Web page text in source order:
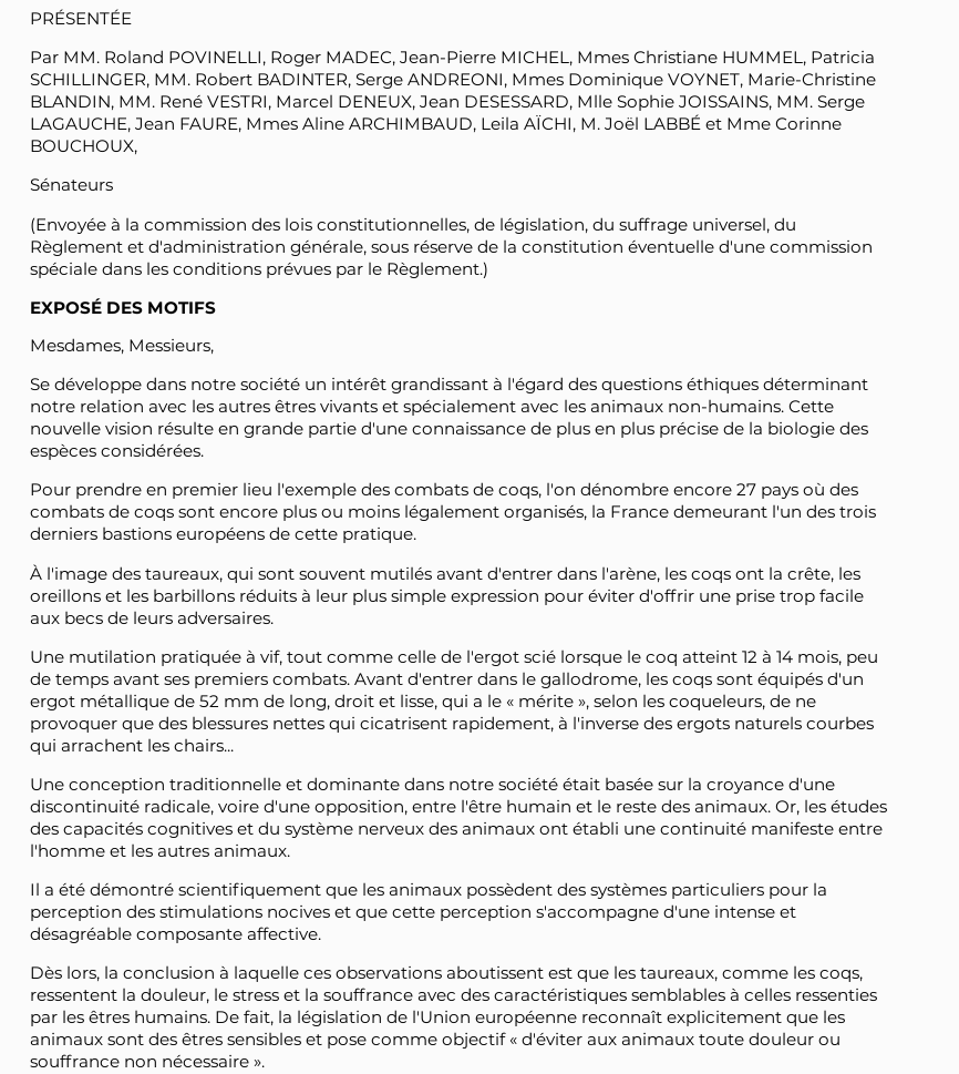
PRÉSENTÉE
Par MM. Roland POVINELLI, Roger MADEC, Jean-Pierre MICHEL, Mmes Christiane HUMMEL, Patricia
SCHILLINGER, MM. Robert BADINTER, Serge ANDREONI, Mmes Dominique VOYNET, Marie-Christine
BLANDIN, MM. René VESTRI, Marcel DENEUX, Jean DESESSARD, Mlle Sophie JOISSAINS, MM. Serge
LAGAUCHE, Jean FAURE, Mmes Aline ARCHIMBAUD, Leila AÏCHI, M. Joël LABBÉ et Mme Corinne
BOUCHOUX,
Sénateurs
(Envoyée à la commission des lois constitutionnelles, de législation, du suffrage universel, du
Règlement et d'administration générale, sous réserve de la constitution éventuelle d'une commission
spéciale dans les conditions prévues par le Règlement.)
EXPOSÉ DES MOTIFS
Mesdames, Messieurs,
Se développe dans notre société un intérêt grandissant à l'égard des questions éthiques déterminant
notre relation avec les autres êtres vivants et spécialement avec les animaux non-humains. Cette
nouvelle vision résulte en grande partie d'une connaissance de plus en plus précise de la biologie des
espèces considérées.
Pour prendre en premier lieu l'exemple des combats de coqs, l'on dénombre encore 27 pays où des
combats de coqs sont encore plus ou moins légalement organisés, la France demeurant l'un des trois
derniers bastions européens de cette pratique.
À l'image des taureaux, qui sont souvent mutilés avant d'entrer dans l'arène, les coqs ont la crête, les
oreillons et les barbillons réduits à leur plus simple expression pour éviter d'offrir une prise trop facile
aux becs de leurs adversaires.
Une mutilation pratiquée à vif, tout comme celle de l'ergot scié lorsque le coq atteint 12 à 14 mois, peu
de temps avant ses premiers combats. Avant d'entrer dans le gallodrome, les coqs sont équipés d'un
ergot métallique de 52 mm de long, droit et lisse, qui a le « mérite », selon les coqueleurs, de ne
provoquer que des blessures nettes qui cicatrisent rapidement, à l'inverse des ergots naturels courbes
qui arrachent les chairs...
Une conception traditionnelle et dominante dans notre société était basée sur la croyance d'une
discontinuité radicale, voire d'une opposition, entre l'être humain et le reste des animaux. Or, les études
des capacités cognitives et du système nerveux des animaux ont établi une continuité manifeste entre
l'homme et les autres animaux.
Il a été démontré scientifiquement que les animaux possèdent des systèmes particuliers pour la
perception des stimulations nocives et que cette perception s'accompagne d'une intense et
désagréable composante affective.
Dès lors, la conclusion à laquelle ces observations aboutissent est que les taureaux, comme les coqs,
ressentent la douleur, le stress et la souffrance avec des caractéristiques semblables à celles ressenties
par les êtres humains. De fait, la législation de l'Union européenne reconnaît explicitement que les
animaux sont des êtres sensibles et pose comme objectif « d'éviter aux animaux toute douleur ou
souffrance non nécessaire ».